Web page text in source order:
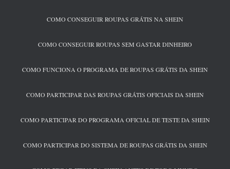
COMO CONSEGUIR ROUPAS GRÁTIS NA SHEIN
COMO CONSEGUIR ROUPAS SEM GASTAR DINHEIRO
COMO FUNCIONA O PROGRAMA DE ROUPAS GRÁTIS DA SHEIN
COMO PARTICIPAR DAS ROUPAS GRÁTIS OFICIAIS DA SHEIN
COMO PARTICIPAR DO PROGRAMA OFICIAL DE TESTE DA SHEIN
COMO PARTICIPAR DO SISTEMA DE ROUPAS GRÁTIS DA SHEIN